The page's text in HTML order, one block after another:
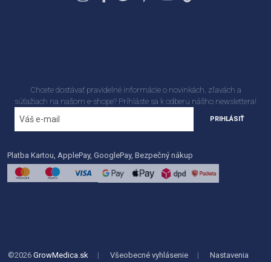
Chcete dostávať pravidelné informácie o novinkách, zľavách a
súťažiach na našom e-shope? Príhláste sa k odberu nášho newslettera!
PRIHLÁSIŤ
Platba Kartou, ApplePay, GooglePay, Bezpečný nákup
©2026 GrowMedica.sk | Všeobecné vyhlásenie |
Nastavenia